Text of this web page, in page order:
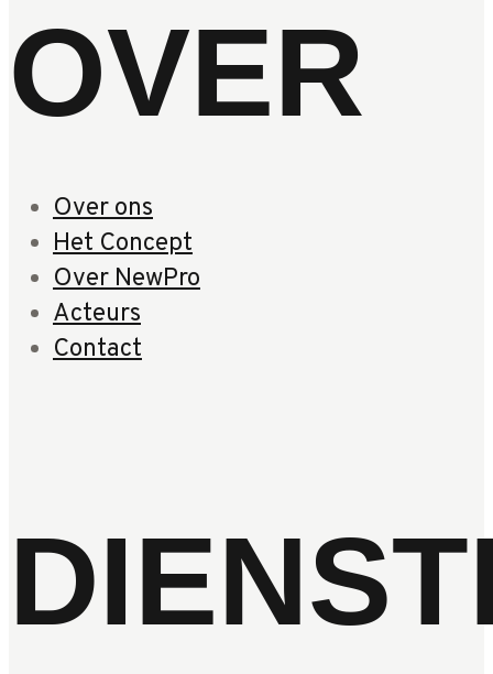
OVER
Over ons
Het Concept
Over NewPro
Acteurs
Contact